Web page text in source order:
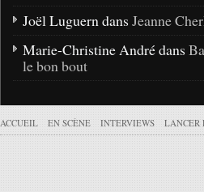
Joël Luguern dans Jeanne
Marie-Christine André dans
le bon bout
ACCUEIL EN SCÈNE INTERVIEWS LANCER